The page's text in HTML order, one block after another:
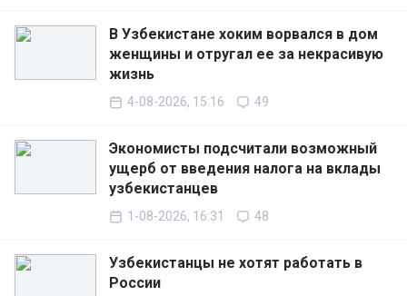
В Узбекистане хоким ворвался в дом
женщины и отругал ее за некрасивую
жизнь
4-08-2026, 15:16 49
Экономисты подсчитали возможный
ущерб от введения налога на вклады
узбекистанцев
1-08-2026, 16:31 48
Узбекистанцы не хотят работать в
России